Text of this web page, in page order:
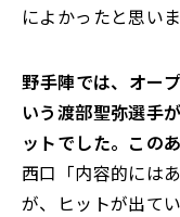
によかったと思いま
――野手陣では、オ
いう渡部聖弥選手
ットでした。この
西口「内容的には
が、ヒットが出て